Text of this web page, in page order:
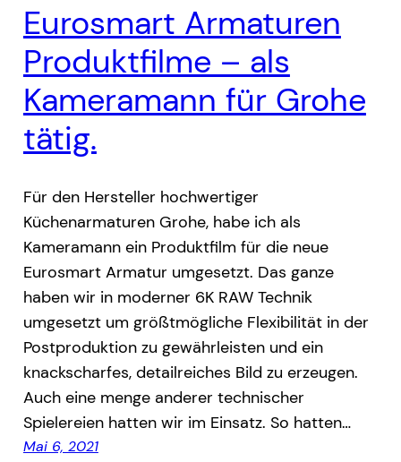
Eurosmart Armaturen
Produktfilme – als
Kameramann für Grohe
tätig.
Für den Hersteller hochwertiger
Küchenarmaturen Grohe, habe ich als
Kameramann ein Produktfilm für die neue
Eurosmart Armatur umgesetzt. Das ganze
haben wir in moderner 6K RAW Technik
umgesetzt um größtmögliche Flexibilität in der
Postproduktion zu gewährleisten und ein
knackscharfes, detailreiches Bild zu erzeugen.
Auch eine menge anderer technischer
Spielereien hatten wir im Einsatz. So hatten…
Mai 6, 2021